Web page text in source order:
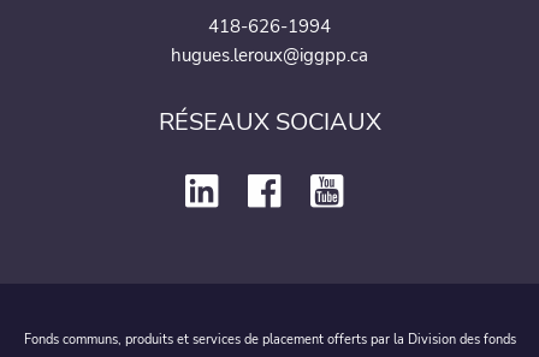
418-626-1994
hugues.leroux@iggpp.ca
RÉSEAUX SOCIAUX
Fonds communs, produits et services de placement offerts par la Division des fonds